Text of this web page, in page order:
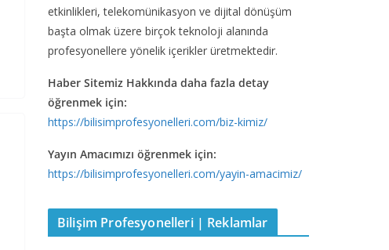
etkinlikleri, telekomünikasyon ve dijital dönüşüm
başta olmak üzere birçok teknoloji alanında
profesyonellere yönelik içerikler üretmektedir.
Haber Sitemiz Hakkında daha fazla detay
öğrenmek için:
https://bilisimprofesyonelleri.com/biz-kimiz/
Yayın Amacımızı öğrenmek için:
https://bilisimprofesyonelleri.com/yayin-amacimiz/
Bilişim Profesyonelleri | Reklamlar